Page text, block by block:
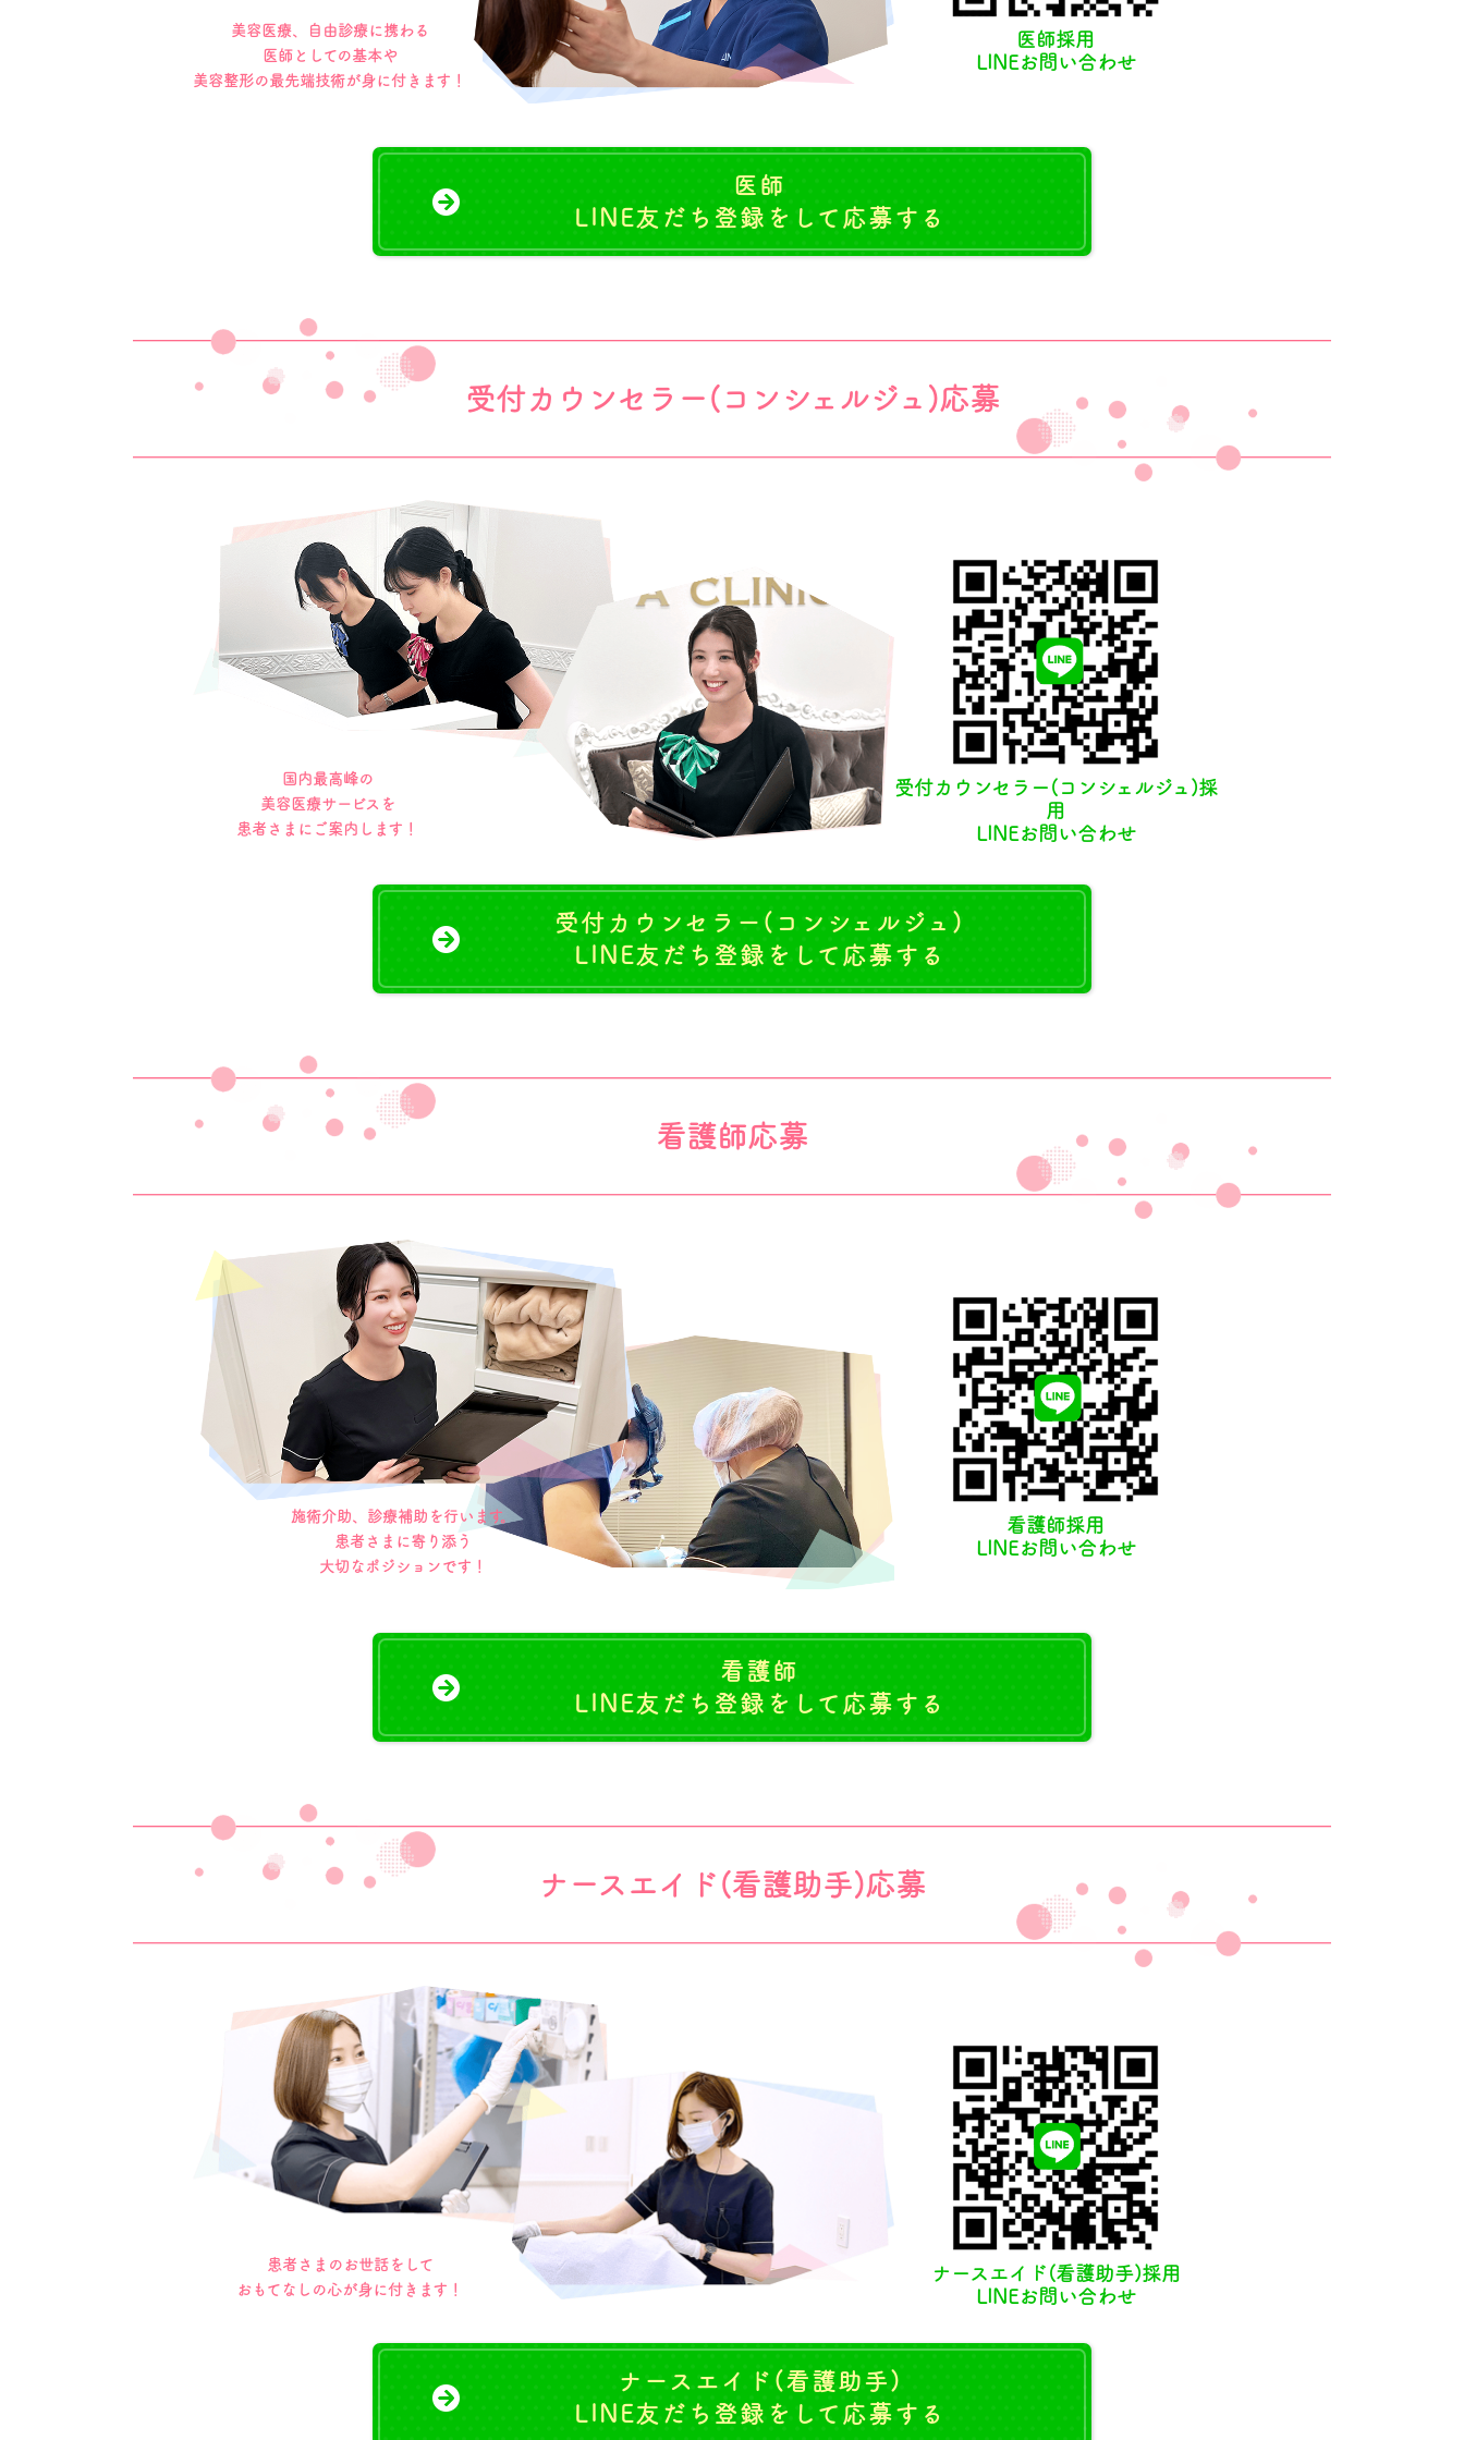
美容医療、自由診療に携わる
医師としての基本や
美容整形の最先端技術が身に付きます！
医師採用
LINEお問い合わせ
医師
LINE友だち登録をして応募する
受付カウンセラー(コンシェルジュ)応募
国内最高峰の
美容医療サービスを
患者さまにご案内します！
受付カウンセラー(コンシェルジュ)採
用
LINEお問い合わせ
受付カウンセラー(コンシェルジュ)
LINE友だち登録をして応募する
看護師応募
施術介助、診療補助を行います。
患者さまに寄り添う
大切なポジションです！
看護師採用
LINEお問い合わせ
看護師
LINE友だち登録をして応募する
ナースエイド(看護助手)応募
患者さまのお世話をして
おもてなしの心が身に付きます！
ナースエイド(看護助手)採用
LINEお問い合わせ
ナースエイド(看護助手)
LINE友だち登録をして応募する